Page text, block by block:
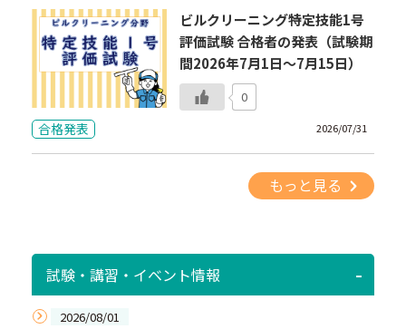
ビルクリーニング特定技能1号
評価試験 合格者の発表（試験期
間2026年7月1日～7月15日）
0
合格発表 2026/07/31
もっと見る
試験・講習・イベント情報
2026/08/01